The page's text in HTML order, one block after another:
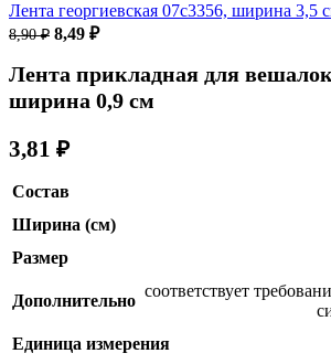
Лента георгиевская 07с3356, ширина 3,5
8,90₽ Первоначальная
составляла
8,90 ₽.
8,49 ₽Текущая
8,49 ₽.
Лента прикладная для
ширина 0,9 см
3,81 ₽
Состав
Ширина (см)
Размер
Дополнительно
соответствует
Единица измерения